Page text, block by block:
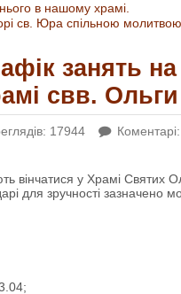
в нашому храмі.
св. Юра спільною
занять
свв. Ольги
17944
вінчатися у Храмі Святих
для зручності зазначено